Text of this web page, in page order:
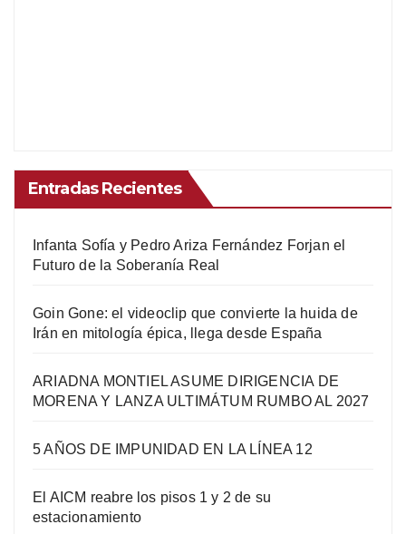
Entradas Recientes
Infanta Sofía y Pedro Ariza Fernández Forjan el
Futuro de la Soberanía Real
Goin Gone: el videoclip que convierte la huida de
Irán en mitología épica, llega desde España
ARIADNA MONTIEL ASUME DIRIGENCIA DE
MORENA Y LANZA ULTIMÁTUM RUMBO AL 2027
5 AÑOS DE IMPUNIDAD EN LA LÍNEA 12
El AICM reabre los pisos 1 y 2 de su
estacionamiento